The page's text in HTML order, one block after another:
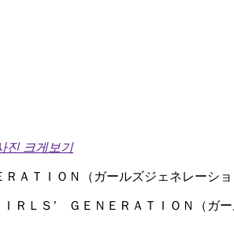
진 크게보기
ＡＴＩＯＮ（ガールズジェネレーショ
ＲＬＳ’ ＧＥＮＥＲＡＴＩＯＮ（ガ